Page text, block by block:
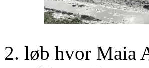
2. løb hvor Maia